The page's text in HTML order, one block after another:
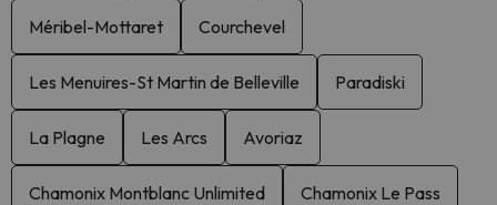
Méribel-Mottaret Courchevel
Les Menuires-St Martin de Belleville Paradiski
La Plagne Les Arcs Avoriaz
Chamonix Montblanc Unlimited Chamonix Le Pass